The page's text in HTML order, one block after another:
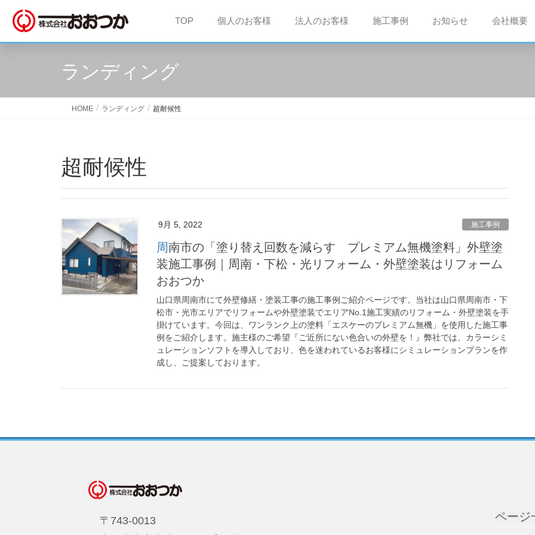
TOP 個人のお客様 法人のお客様 施工事例 お知らせ 会社概要
ランディング
HOME ランディング 超耐候性
超耐候性
9月 5, 2022 施工事例
周南市の「塗り替え回数を減らす プレミアム無機塗料」外壁塗
装施工事例｜周南・下松・光リフォーム・外壁塗装はリフォーム
おおつか
山口県周南市にて外壁修繕・塗装工事の施工事例ご紹介ページです。当社は山口県周南市・下
松市・光市エリアでリフォームや外壁塗装でエリアNo.1施工実績のリフォーム・外壁塗装を手
掛けています。今回は、ワンランク上の塗料「エスケーのプレミアム無機」を使用した施工事
例をご紹介します。施主様のご希望『ご近所にない色合いの外壁を！』弊社では、カラーシミ
ュレーションソフトを導入しており、色を迷われているお客様にシミュレーションプランを作
成し、ご提案しております。
〒743-0013
ページ